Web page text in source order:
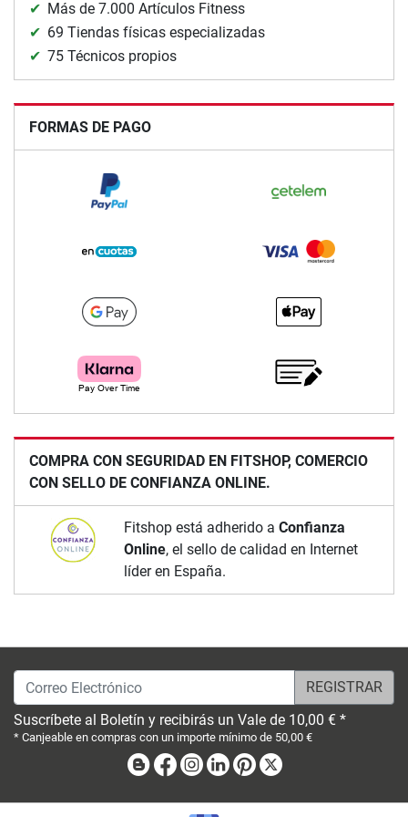
Más de 7.000 Artículos Fitness
69 Tiendas físicas especializadas
75 Técnicos propios
FORMAS DE PAGO
COMPRA CON SEGURIDAD EN FITSHOP, COMERCIO
CON SELLO DE CONFIANZA ONLINE.
Fitshop está adherido a Confianza
Online, el sello de calidad en Internet
líder en España.
Correo Electrónico
Suscríbete al Boletín y recibirás un Vale de 10,00 € *
* Canjeable en compras con un importe mínimo de 50,00 €
BlogFacebook
Instagram
LinkedinPinterest